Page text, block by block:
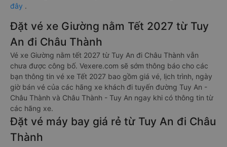
đây .
Đặt vé xe Giường nằm Tết 2027 từ Tuy
An đi Châu Thành
Vé xe Giường nằm tết 2027 từ Tuy An đi Châu Thành vẫn
chưa được công bố. Vexere.com sẽ sớm thông báo cho các
bạn thông tin vé xe Tết 2027 bao gồm giá vé, lịch trình, ngày
giờ bán vé của các hãng xe khách đi tuyến đường Tuy An -
Châu Thành và Châu Thành - Tuy An ngay khi có thông tin từ
các hãng xe.
Đặt vé máy bay giá rẻ từ Tuy An đi Châu
Thành